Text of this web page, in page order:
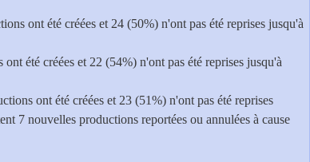
ont été créées et 24 (50%) n'ont pas été reprises jusqu'à
ont été créées et 22 (54%) n'ont pas été reprises jusqu'à
ont été créées et 23 (51%) n'ont pas été reprises
7 nouvelles productions reportées ou annulées à cause